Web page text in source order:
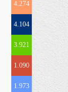
4.274
4.104
3.921
1.090
1.973